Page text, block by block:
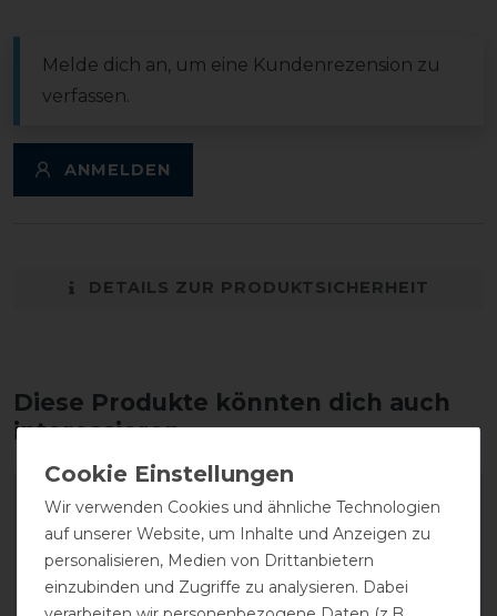
Melde dich an, um eine Kundenrezension zu
verfassen.
ANMELDEN
DETAILS ZUR PRODUKTSICHERHEIT
Diese Produkte könnten dich auch
interessieren
Wir verwenden Cookies und ähnliche Technologien
auf unserer Website, um Inhalte und Anzeigen zu
personalisieren, Medien von Drittanbietern
einzubinden und Zugriffe zu analysieren. Dabei